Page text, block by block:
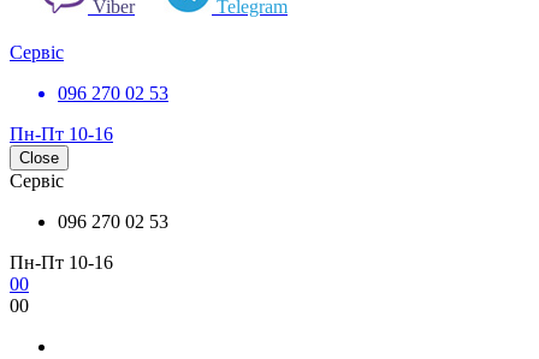
Viber Telegram
Сервіс
096 270 02 53
Пн-Пт 10-16
Close
Сервіс
096 270 02 53
Пн-Пт 10-16
00
00